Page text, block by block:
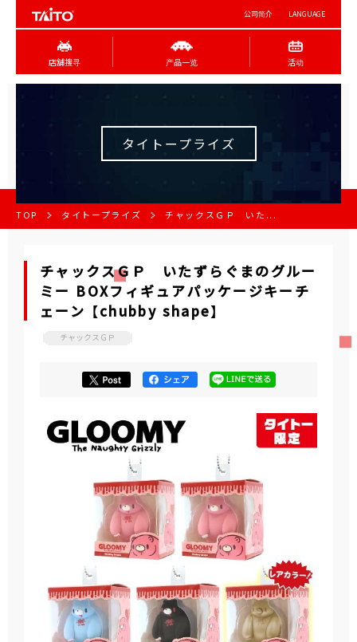
公司简介 LANGUAGE
店舖搜寻 产品一览 活动
タイトープライズ
TOP タイトープライズ チャックスＧＰ いた...
チャックスＧＰ いたずらぐまのグルー
ミー BOXフィギュアパッケージキーチ
ェーン 【chubby shape】
チャックスＧＰ